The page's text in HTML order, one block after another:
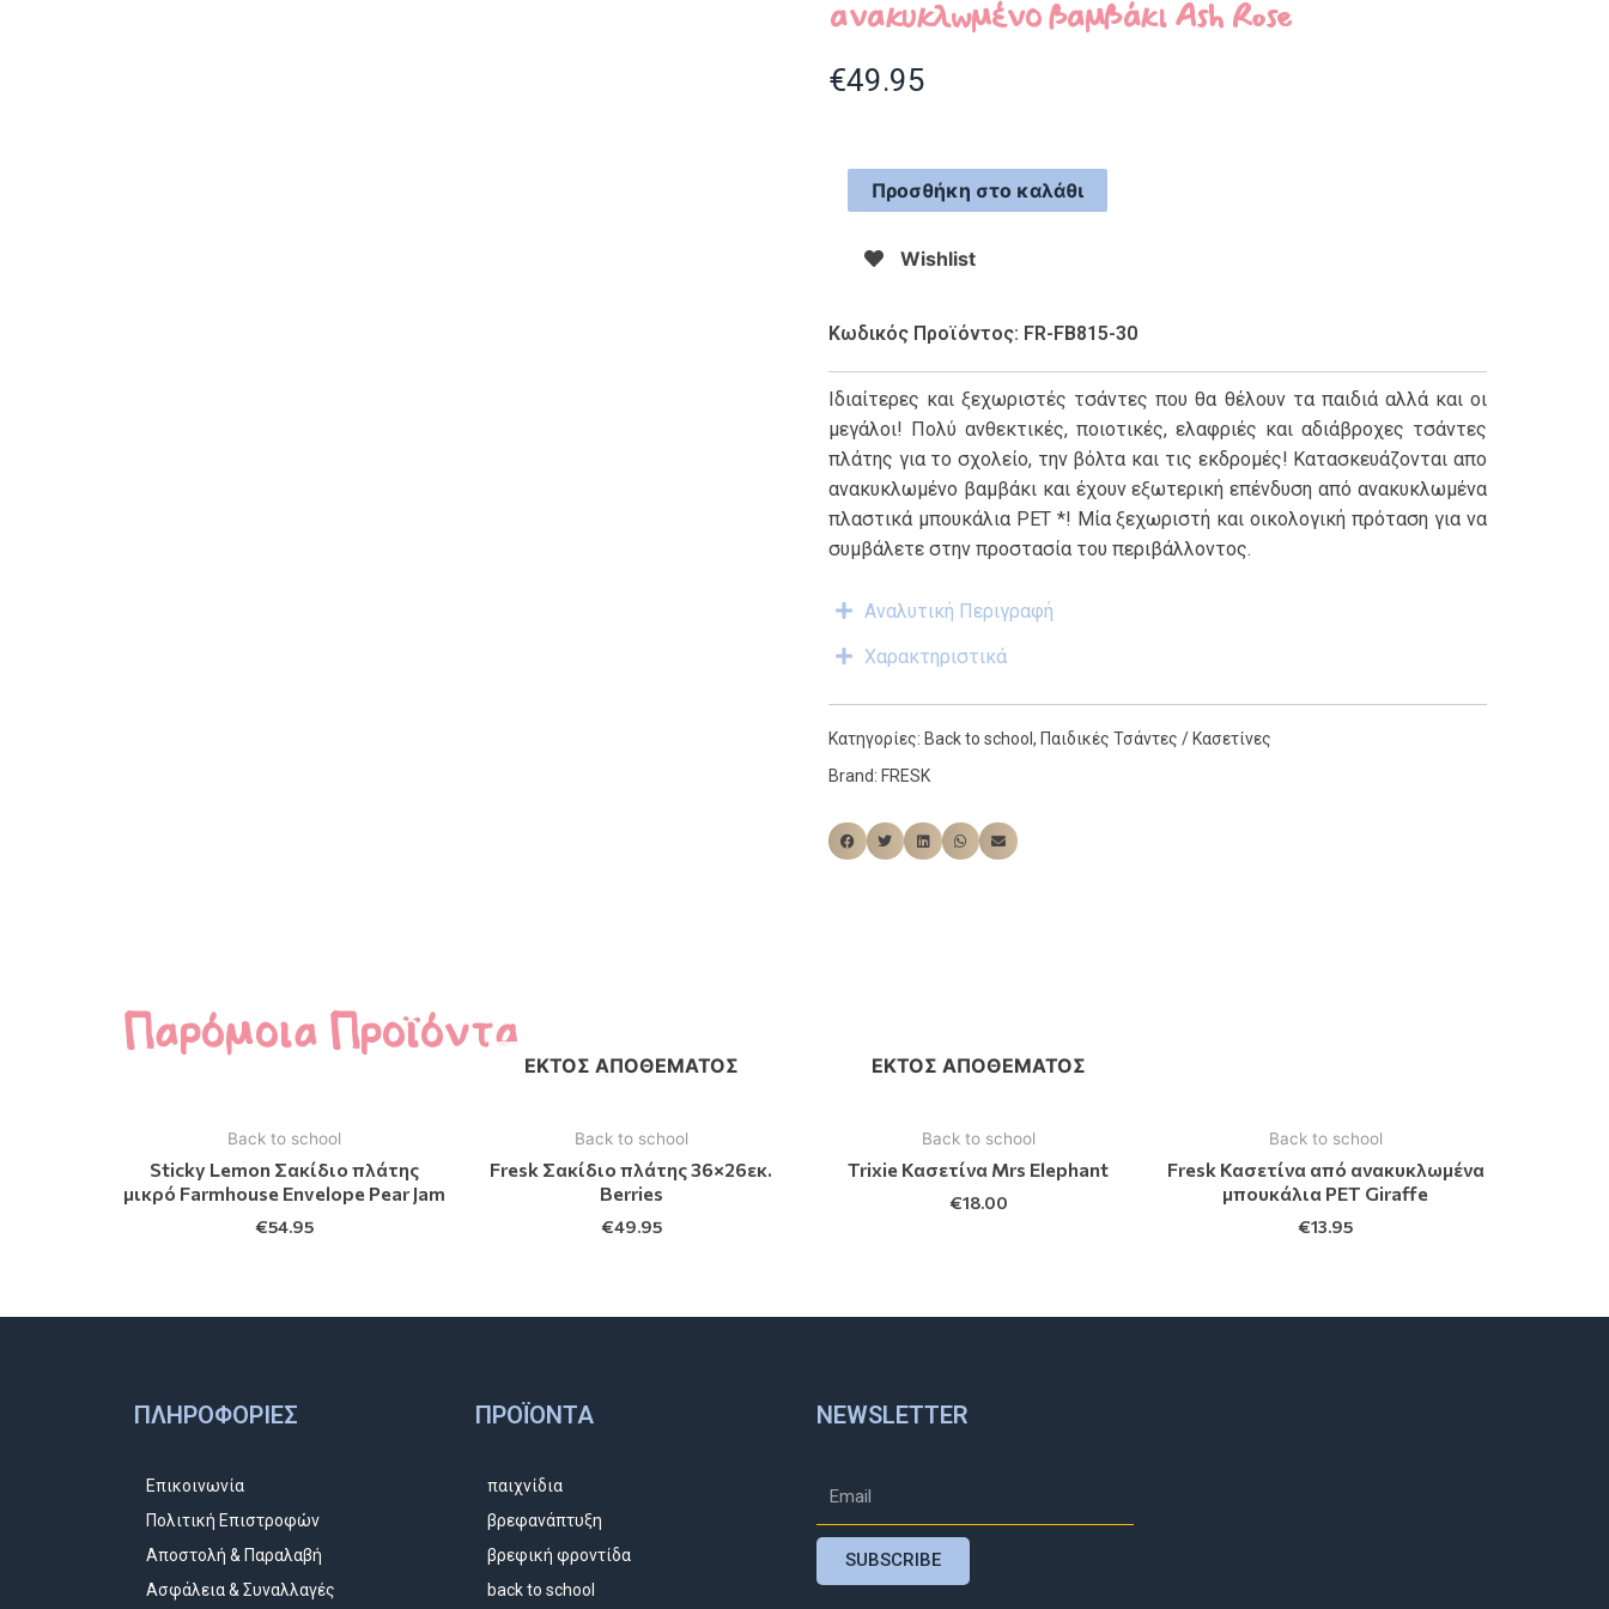
ανακυκλωμένο βαμβάκι Ash Rose
€49.95
Προσθήκη στο καλάθι
Wishlist
Κωδικός Προϊόντος: FR-FB815-30
Ιδιαίτερες και ξεχωριστές τσάντες που θα θέλουν τα παιδιά αλλά και οι
μεγάλοι! Πολύ ανθεκτικές, ποιοτικές, ελαφριές και αδιάβροχες τσάντες
πλάτης για το σχολείο, την βόλτα και τις εκδρομές! Κατασκευάζονται απο
ανακυκλωμένο βαμβάκι και έχουν εξωτερική επένδυση από ανακυκλωμένα
πλαστικά μπουκάλια PET *! Μία ξεχωριστή και οικολογική πρόταση για να
συμβάλετε στην προστασία του περιβάλλοντος.
Αναλυτική Περιγραφή
Χαρακτηριστικά
Κατηγορίες: Back to school , Παιδικές Τσάντες / Κασετίνες
Brand: FRESK
Παρόμοια Προϊόντα
Back to school
Sticky Lemon Σακίδιο πλάτης
μικρό Farmhouse Envelope Pear Jam
€54.95
ΕΚΤΌΣ ΑΠΟΘΈΜΑΤΟΣ
Back to school
Fresk Σακίδιο πλάτης 36×26εκ.
Berries
€49.95
ΕΚΤΌΣ ΑΠΟΘΈΜΑΤΟΣ
Back to school
Trixie Κασετίνα Mrs Elephant
€18.00
Back to school
Fresk Κασετίνα από ανακυκλωμένα
μπουκάλια ΡΕΤ Giraffe
€13.95
ΠΛΗΡΟΦΟΡΊΕΣ
Επικοινωνία
Πολιτική Επιστροφών
Αποστολή & Παραλαβή
Ασφάλεια & Συναλλαγές
ΠΡΟΪΌΝΤΑ
παιχνίδια
βρεφανάπτυξη
βρεφική φροντίδα
back to school
NEWSLETTER
SUBSCRIBE